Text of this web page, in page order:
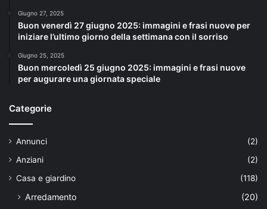
Giugno 27, 2025
Buon venerdì 27 giugno 2025: immagini e frasi nuove per
iniziare l’ultimo giorno della settimana con il sorriso
Giugno 25, 2025
Buon mercoledì 25 giugno 2025: immagini e frasi nuove
per augurare una giornata speciale
Categorie
Annunci
(2)
Anziani
(2)
Casa e giardino
(118)
Arredamento
(20)